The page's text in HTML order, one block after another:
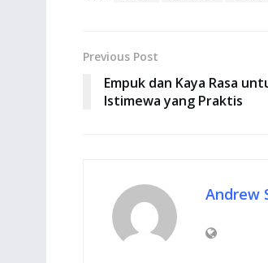
Previous Post
Empuk dan Kaya Rasa
Istimewa yang Praktis
Andrew